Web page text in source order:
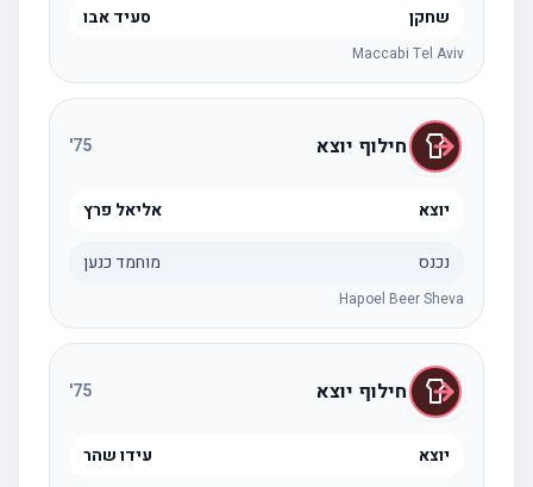
שחקן סעיד אבו
Maccabi Tel Aviv
חילוף יוצא 75
'
יוצא אליאל פרץ
נכנס מוחמד כנען
Hapoel Beer Sheva
חילוף יוצא 75
'
יוצא עידו שהר